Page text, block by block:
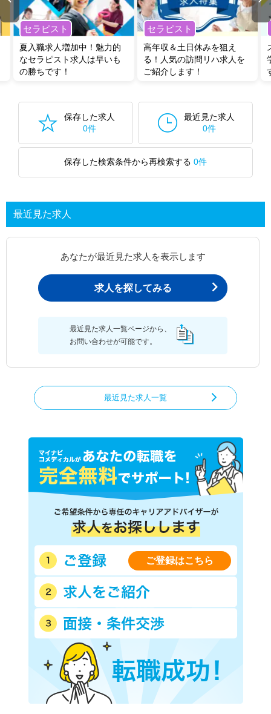
セラピスト
夏入職求人増加中！魅力的
なセラピスト求人は早いも
の勝ちです！
セラピスト
高年収＆土日休みを狙え
る！人気の訪問リハ求人を
ご紹介します！
保存した求人
0件
最近見た求人
0件
保存した検索条件から再検索する 0件
最近見た求人
あなたが最近見た求人を表示します
求人を探してみる
最近見た求人一覧ページから、
お問い合わせが可能です。
最近見た求人一覧
ご登録はこちら